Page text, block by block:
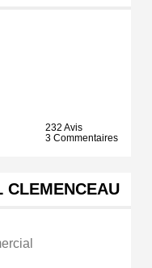
232 Avis
3 Commentaires
CLEMENCEAU